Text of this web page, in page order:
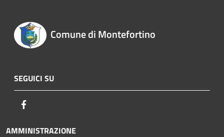
Comune di Montefortino
SEGUICI SU
AMMINISTRAZIONE